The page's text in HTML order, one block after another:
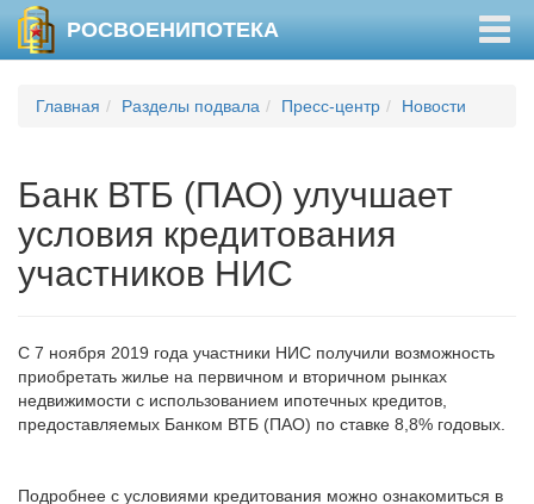
РОСВОЕНИПОТЕКА
Главная Разделы подвала Пресс-центр Новости
Банк ВТБ (ПАО) улучшает
условия кредитования
участников НИС
С 7 ноября 2019 года участники НИС получили возможность
приобретать жилье на первичном и вторичном рынках
недвижимости с использованием ипотечных кредитов,
предоставляемых Банком ВТБ (ПАО) по ставке 8,8% годовых.
Подробнее с условиями кредитования можно ознакомиться в